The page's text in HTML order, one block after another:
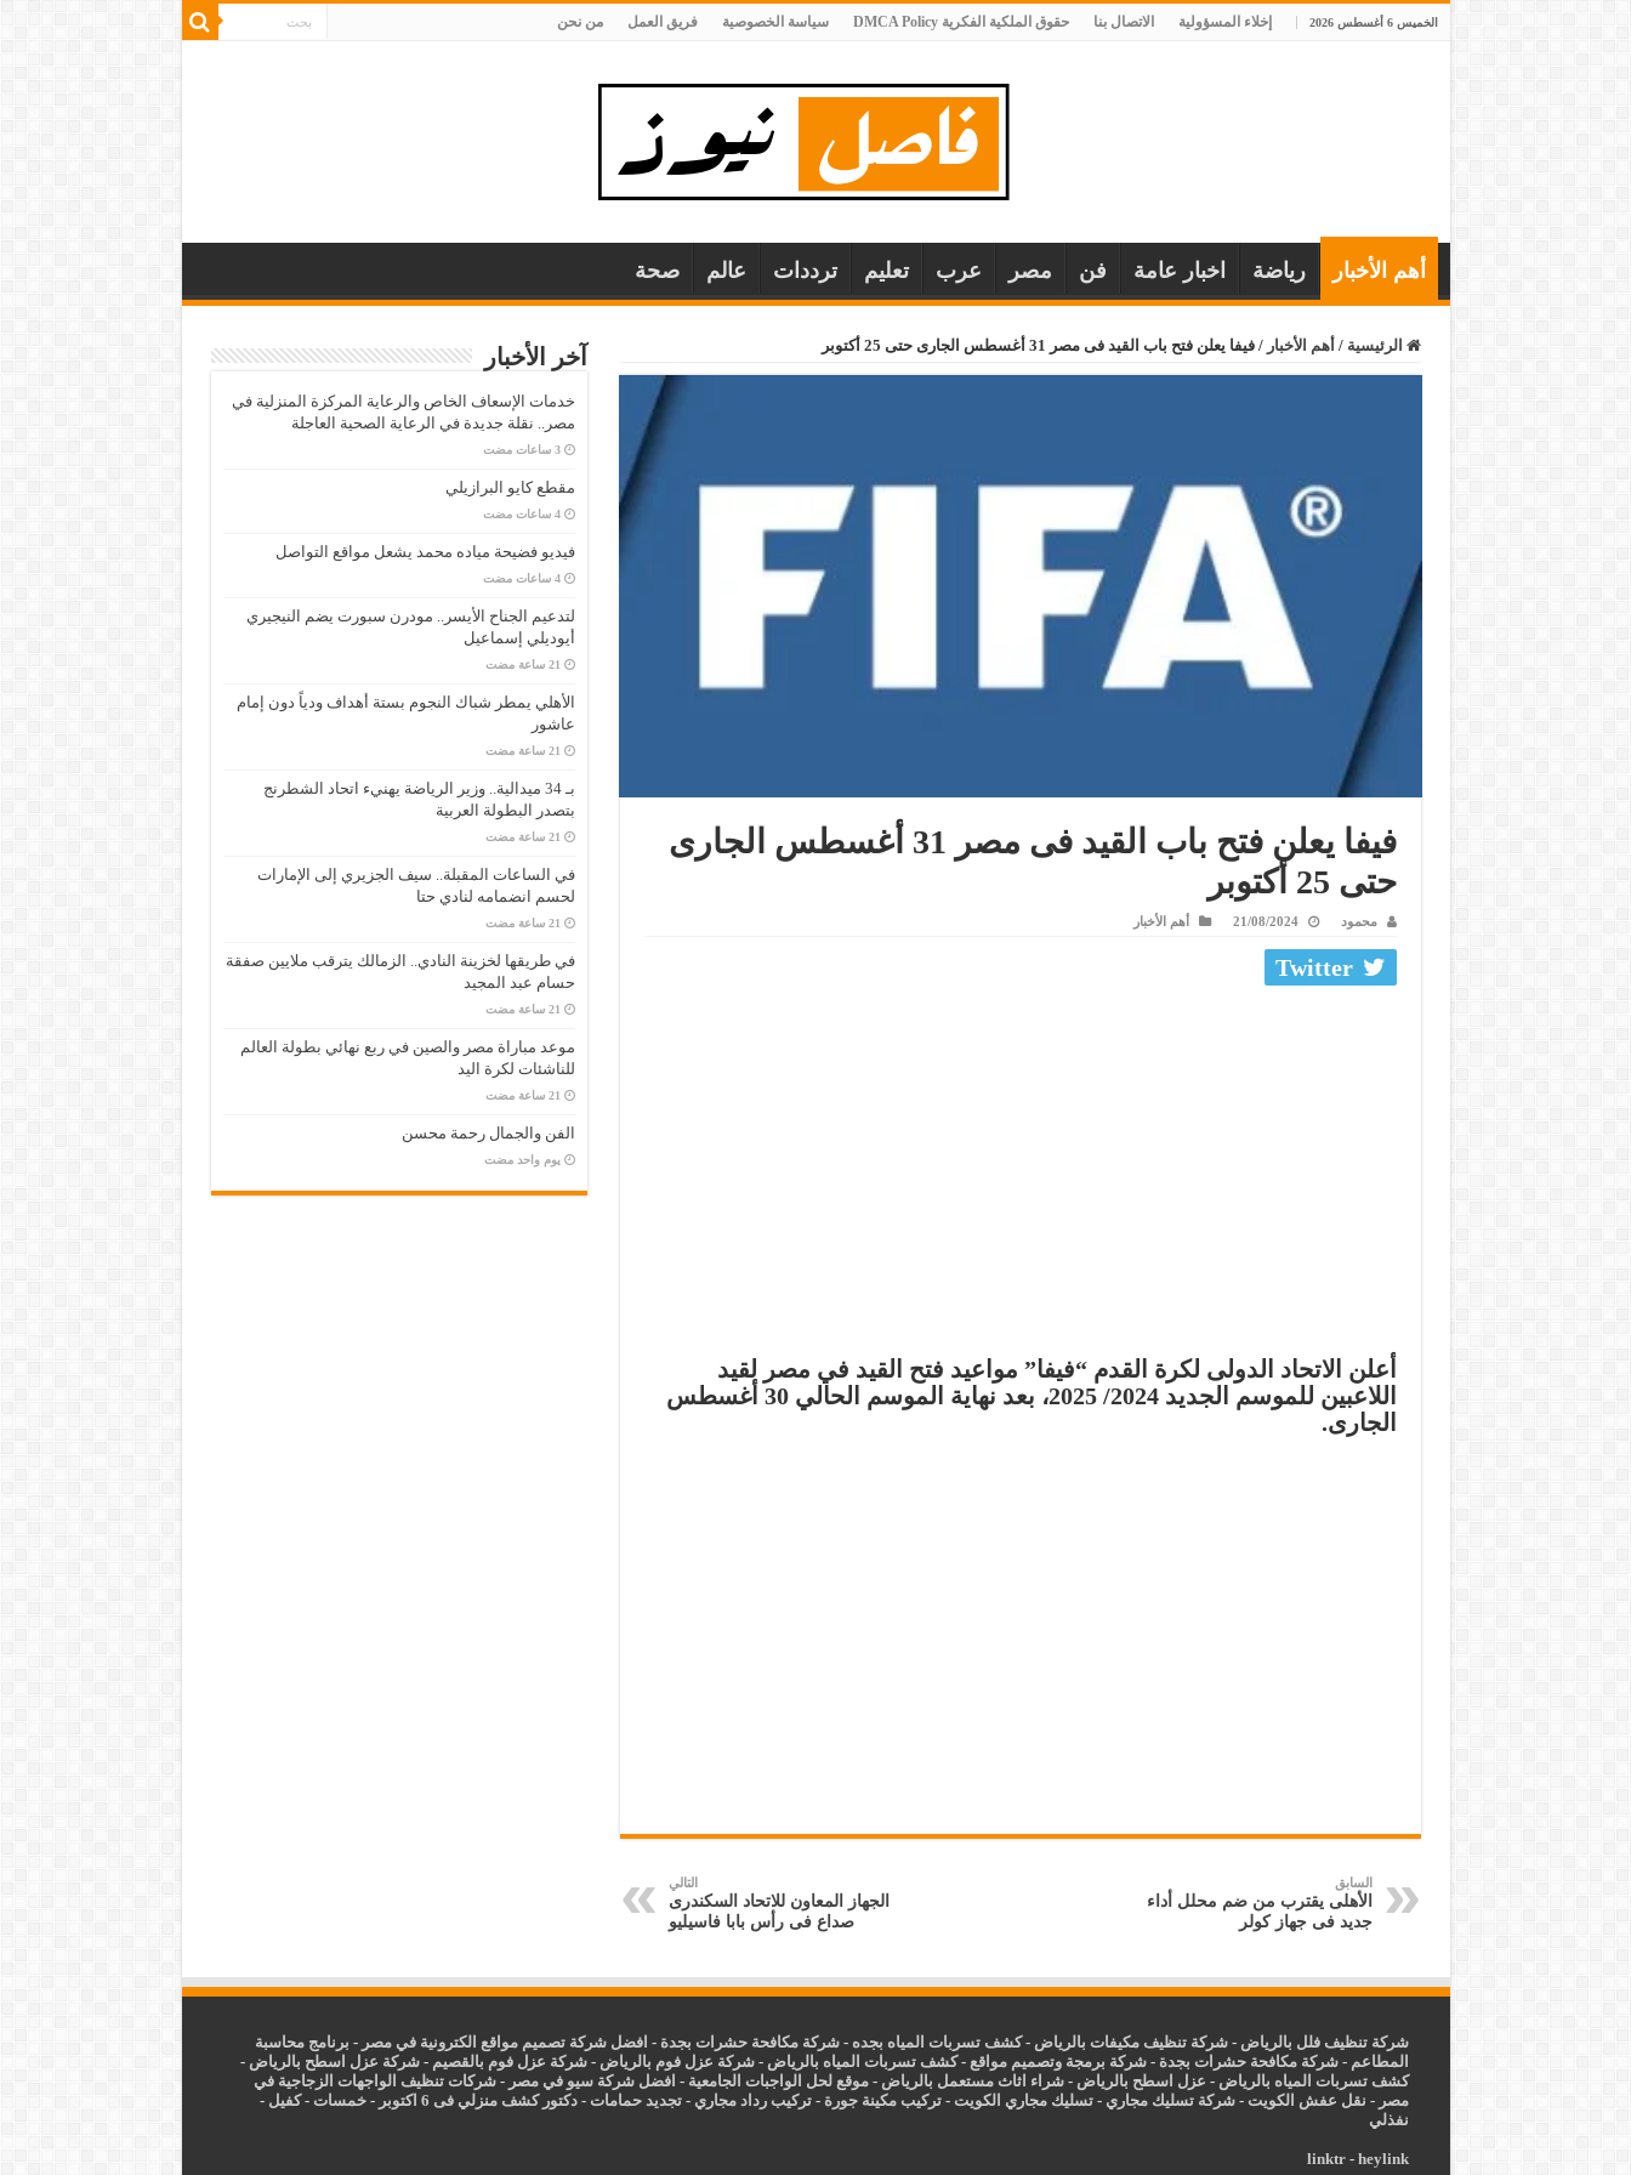
الخميس 6 أغسطس 2026 إخلاء المسؤولية الاتصال بنا حقوق الملكية الفكرية DMCA Policy سياسة الخصوصية فريق العمل من نحن
أهم الأخبار رياضة اخبار عامة فن مصر عرب تعليم ترددات عالم صحة
الرئيسية / أهم الأخبار / فيفا يعلن فتح باب القيد فى مصر 31 أغسطس الجارى حتى 25 أكتوبر
فيفا يعلن فتح باب القيد فى مصر 31 أغسطس الجارى
حتى 25 أكتوبر
محمود 21/08/2024 أهم الأخبار
Twitter
أعلن الاتحاد الدولى لكرة القدم “فيفا” مواعيد فتح القيد في مصر لقيد
اللاعبين للموسم الجديد 2024/ 2025، بعد نهاية الموسم الحالي 30 أغسطس
الجارى.
السابق
الأهلى يقترب من ضم محلل أداء
جديد فى جهاز كولر
التالي
الجهاز المعاون للاتحاد السكندرى
صداع فى رأس بابا فاسيليو
آخر الأخبار
خدمات الإسعاف الخاص والرعاية المركزة المنزلية في
مصر.. نقلة جديدة في الرعاية الصحية العاجلة
‏3 ساعات مضت
مقطع كايو البرازيلي
‏4 ساعات مضت
فيديو فضيحة مياده محمد يشعل مواقع التواصل
‏4 ساعات مضت
لتدعيم الجناح الأيسر.. مودرن سبورت يضم النيجيري
أيوديلي إسماعيل
الأهلي يمطر شباك النجوم بستة أهداف ودياً دون إمام
عاشور
بـ 34 ميدالية.. وزير الرياضة يهنيء اتحاد الشطرنج
بتصدر البطولة العربية
في الساعات المقبلة.. سيف الجزيري إلى الإمارات
لحسم انضمامه لنادي حتا
في طريقها لخزينة النادي.. الزمالك يترقب ملايين صفقة
حسام عبد المجيد
موعد مباراة مصر والصين في ربع نهائي بطولة العالم
للناشئات لكرة اليد
الفن والجمال رحمة محسن
‏يوم واحد مضت
شركة تنظيف فلل بالرياض -شركة تنظيف مكيفات بالرياض -كشف تسربات المياه بجده -شركة مكافحة حشرات بجدة - افضل شركة تصميم مواقع الكترونية في مصر - برنامج محاسبة
المطاعم -شركة مكافحة حشرات بجدة -شركة برمجة وتصميم مواقع -كشف تسربات المياه بالرياض -شركة عزل فوم بالرياض -شركة عزل فوم بالقصيم -شركة عزل اسطح بالرياض -
كشف تسربات المياه بالرياض - عزل اسطح بالرياض -شراء اثاث مستعمل بالرياض - موقع لحل الواجبات الجامعية - افضل شركة سيو في مصر -شركات تنظيف الواجهات الزجاجية في
مصر - نقل عفش الكويت -شركة تسليك مجاري -تسليك مجاري الكويت -تركيب مكينة جورة -تركيب رداد مجاري -تجديد حمامات -دكتور كشف منزلي فى 6 اكتوبر -خمسات -كفيل -
نفذلي
linktr- heylink